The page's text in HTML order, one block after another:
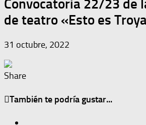
Convocatoria 22/23 de
de teatro «Esto es
31 octubre, 2022
Share
También te podría gustar...